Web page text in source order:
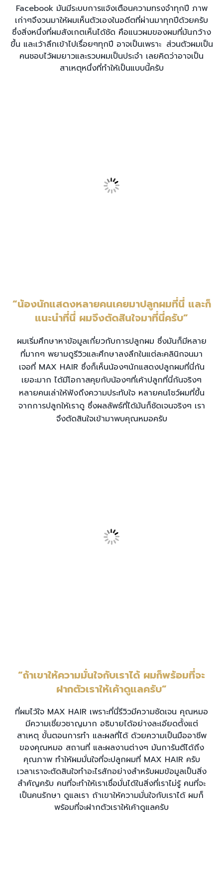
Facebook มันมีระบบการแจ้งเตือนความทรงจำทุกปี ภาพ
เก่าๆจึงวนมาให้ผมเห็นตัวเองในอดีตที่ผ่านมาทุกปีด้วยครับ
ซึ่งสิ่งหนึ่งที่ผมสังเกตเห็นได้ชัด คือแนวผมของผมที่มันกว้าง
ขึ้น และเว้าลึกเข้าไปเรื่อยๆทุกปี อาจเป็นเพราะ ส่วนตัวผมเป็น
คนชอบไว้ผมยาวและรวบผมเป็นประจำ เลยคิดว่าอาจเป็น
สาเหตุหนึ่งที่ทำให้เป็นแบบนี้ครับ
“น้องนักแสดงหลายคนเคยมาปลูกผมที่นี่ และก็
แนะนำที่นี่ ผมจึงตัดสินใจมาที่นี่ครับ”
ผมเริ่มศึกษาหาข้อมูลเกี่ยวกับการปลูกผม ซึ่งมันก็มีหลาย
ที่มากๆ พยามดูรีวิวและศึกษาลงลึกในแต่ละคลินิกจนมา
เจอที่ MAX HAIR ซึ่งก็เห็นน้องๆนักแสดงปลูกผมที่นี่กัน
เยอะมาก ได้มีโอกาสคุยกับน้องๆที่เค้าปลูกที่นี่กันจริงๆ
หลายคนเล่าให้ฟังถึงความประทับใจ หลายคนโชว์ผมที่ขึ้น
จากการปลูกให้เราดู ซึ่งผลลัพธ์ที่ได้มันก็ชัดเจนจริงๆ เรา
จึงตัดสินใจเข้ามาพบคุณหมอครับ
“ถ้าเขาให้ความมั่นใจกับเราได้ ผมก็พร้อมที่จะ
ฝากตัวเราให้เค้าดูแลครับ”
ที่ผมไว้ใจ MAX HAIR เพราะที่นี่รีวิวมีความชัดเจน คุณหมอ
มีความเชี่ยวชาญมาก อธิบายได้อย่างละเอียดตั้งแต่
สาเหตุ ขั้นตอนการทำ และผลที่ได้ ด้วยความเป็นมืออาชีพ
ของคุณหมอ สถานที่ และผลงานต่างๆ มันการันตีได้ถึง
คุณภาพ ทำให้ผมมั่นใจที่จะปลูกผมที่ MAX HAIR ครับ
เวลาเราจะตัดสินใจทำอะไรสักอย่างสำหรับผมข้อมูลเป็นสิ่ง
สำคัญครับ คนที่จะทำให้เราเชื่อมั่นได้ในสิ่งที่เราไม่รู้ คนที่จะ
เป็นคนรักษา ดูแลเรา ถ้าเขาให้ความมั่นใจกับเราได้ ผมก็
พร้อมที่จะฝากตัวเราให้เค้าดูแลครับ